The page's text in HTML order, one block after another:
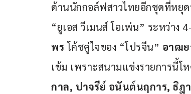
ด้านนักกอล์ฟสาวไทยอีกชุดที่หยุด
“ยูเอส วีเมนส์ โอเพ่น” ระหว่าง
พร โค้ชคู่ใจของ “โปรจีน” อาฒย
เข้ม เพราะสนามแข่งรายการนี้โ
กาล, ปาจรีย์ อนันต์นฤการ, ธิ